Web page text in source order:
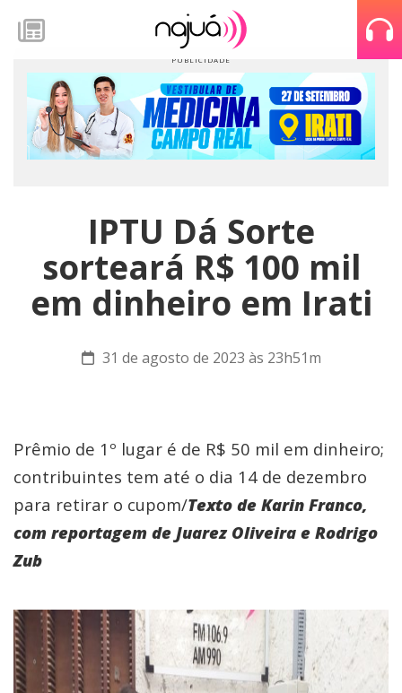
IPTU Dá Sorte
sorteará R$ 100 mil
em dinheiro em Irati
31 de agosto de 2023 às 23h51m
Prêmio de 1º lugar é de R$ 50 mil em dinheiro;
contribuintes tem até o dia 14 de dezembro
para retirar o cupom/Texto de Karin Franco,
com reportagem de Juarez Oliveira e Rodrigo
Zub